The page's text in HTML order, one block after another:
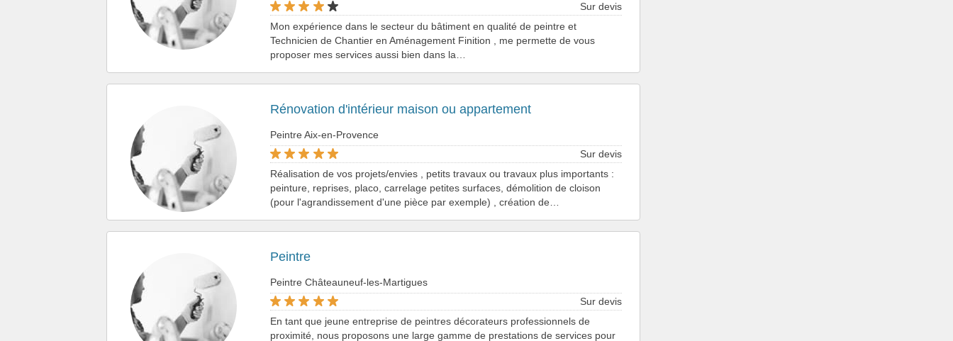
Sur devis
Mon expérience dans le secteur du bâtiment en qualité de peintre et
Technicien de Chantier en Aménagement Finition , me permette de vous
proposer mes services aussi bien dans la…
Rénovation d'intérieur maison ou appartement
Peintre Aix-en-Provence
Sur devis
Réalisation de vos projets/envies , petits travaux ou travaux plus importants :
peinture, reprises, placo, carrelage petites surfaces, démolition de cloison
(pour l'agrandissement d'une pièce par exemple) , création de…
Peintre
Peintre Châteauneuf-les-Martigues
Sur devis
En tant que jeune entreprise de peintres décorateurs professionnels de
proximité, nous proposons une large gamme de prestations de services pour